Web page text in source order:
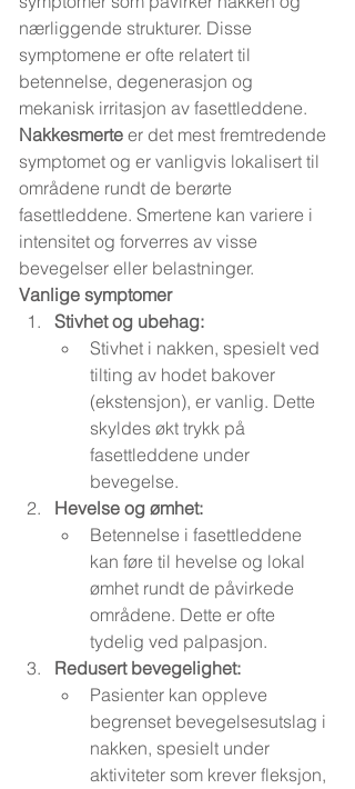
nærliggende strukturer. Disse
symptomene er ofte relatert til
betennelse, degenerasjon og
mekanisk irritasjon av fasettleddene.
Nakkesmerte er det mest fremtredende
symptomet og er vanligvis lokalisert til
områdene rundt de berørte
fasettleddene. Smertene kan variere i
intensitet og forverres av visse
bevegelser eller belastninger.
Vanlige symptomer
Stivhet og ubehag:
Stivhet i nakken, spesielt ved
tilting av hodet bakover
(ekstensjon), er vanlig. Dette
skyldes økt trykk på
fasettleddene under
bevegelse.
Hevelse og ømhet:
Betennelse i fasettleddene
kan føre til hevelse og lokal
ømhet rundt de påvirkede
områdene. Dette er ofte
tydelig ved palpasjon.
Redusert bevegelighet:
Pasienter kan oppleve
begrenset bevegelsesutslag i
nakken, spesielt under
aktiviteter som krever fleksjon,